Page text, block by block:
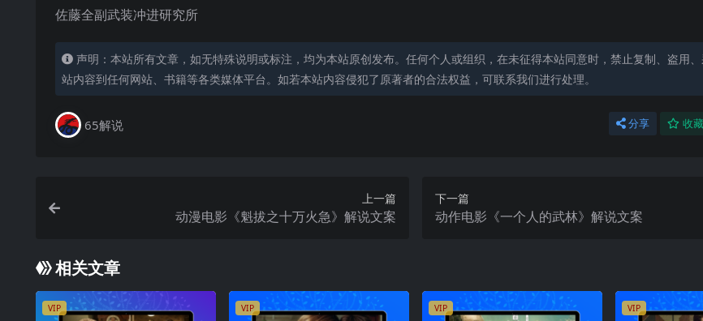
佐藤全副武装冲进研究所
声明：本站所有文章，如无特殊说明或标注，均为本站原创发布。任何个人或组织，在未征得本站同意时，禁止复制、盗用
站内容到任何网站、书籍等各类媒体平台。如若本站内容侵犯了原著者的合法权益，可联系我们进行处理。
65解说 分享 收藏
上一篇
动漫电影《魁拔之十万火急》解说文案
下一篇
动作电影《一个人的武林》解说文案
相关文章
VIP VIP VIP VIP